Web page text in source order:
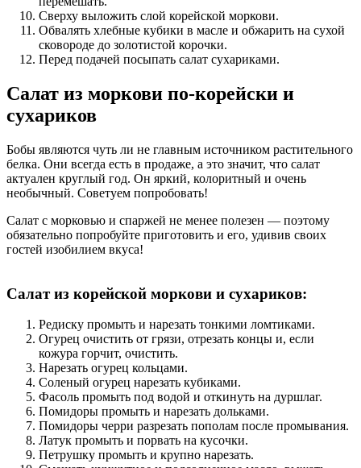
Сверху выложить слой корейской моркови.
Обвалять хлебные кубики в масле и обжарить на сухой
сковороде до золотистой корочки.
Перед подачей посыпать салат сухариками.
Салат из моркови по-корейски и
сухариков
Бобы являются чуть ли не главным источником растительного
белка. Они всегда есть в продаже, а это значит, что салат
актуален круглый год. Он яркий, колоритный и очень
необычный. Советуем попробовать!
Салат с морковью и спаржей не менее полезен — поэтому
обязательно попробуйте приготовить и его, удивив своих
гостей изобилием вкуса!
Салат из корейской моркови и сухариков:
Редиску промыть и нарезать тонкими ломтиками.
Огурец очистить от грязи, отрезать концы и, если
кожура горчит, очистить.
Нарезать огурец кольцами.
Соленый огурец нарезать кубиками.
Фасоль промыть под водой и откинуть на дуршлаг.
Помидоры промыть и нарезать дольками.
Помидоры черри разрезать пополам после промывания.
Латук промыть и порвать на кусочки.
Петрушку промыть и крупно нарезать.